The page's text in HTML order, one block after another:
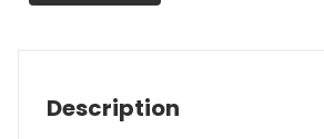
Description